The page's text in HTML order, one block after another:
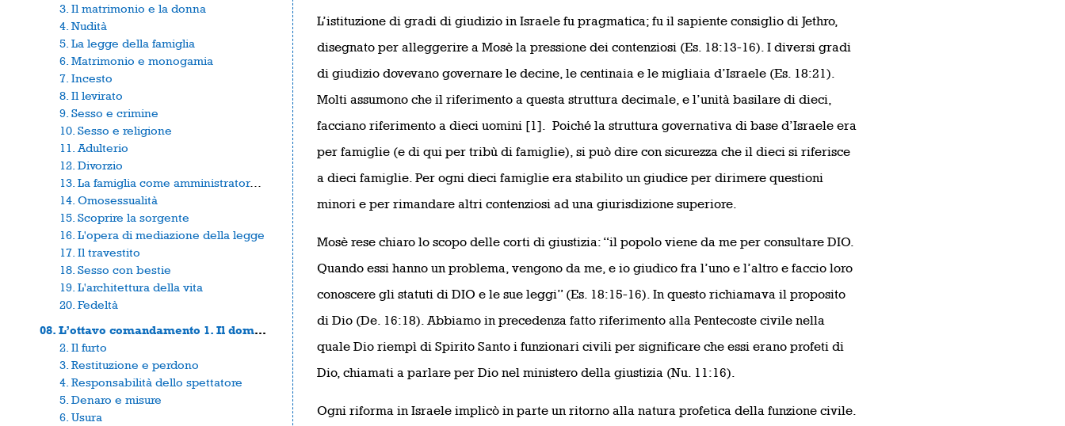
3. Il matrimonio e la donna
4. Nudità
5. La legge della famiglia
6. Matrimonio e monogamia
7. Incesto
8. Il levirato
9. Sesso e crimine
10. Sesso e religione
11. Adulterio
12. Divorzio
13. La famiglia come amministratore fiduciario
14. Omosessualità
15. Scoprire la sorgente
16. L'opera di mediazione della legge
17. Il travestito
18. Sesso con bestie
19. L'architettura della vita
20. Fedeltà
08. L’ottavo comandamento 1. Il dominio
2. Il furto
3. Restituzione e perdono
4. Responsabilità dello spettatore
5. Denaro e misure
6. Usura
L’istituzione di gradi di giudizio in Israele fu pragmatica; fu il sapiente consiglio di Jethro,
disegnato per alleggerire a Mosè la pressione dei contenziosi (Es. 18:13-16). I diversi gradi
di giudizio dovevano governare le decine, le centinaia e le migliaia d’Israele (Es. 18:21).
Molti assumono che il riferimento a questa struttura decimale, e l’unità basilare di dieci,
facciano riferimento a dieci uomini [1]. Poiché la struttura governativa di base d’Israele era
per famiglie (e di qui per tribù di famiglie), si può dire con sicurezza che il dieci si riferisce
a dieci famiglie. Per ogni dieci famiglie era stabilito un giudice per dirimere questioni
minori e per rimandare altri contenziosi ad una giurisdizione superiore.
Mosè rese chiaro lo scopo delle corti di giustizia: “il popolo viene da me per consultare DIO.
Quando essi hanno un problema, vengono da me, e io giudico fra l’uno e l’altro e faccio loro
conoscere gli statuti di DIO e le sue leggi” (Es. 18:15-16). In questo richiamava il proposito
di Dio (De. 16:18). Abbiamo in precedenza fatto riferimento alla Pentecoste civile nella
quale Dio riempì di Spirito Santo i funzionari civili per significare che essi erano profeti di
Dio, chiamati a parlare per Dio nel ministero della giustizia (Nu. 11:16).
Ogni riforma in Israele implicò in parte un ritorno alla natura profetica della funzione civile.